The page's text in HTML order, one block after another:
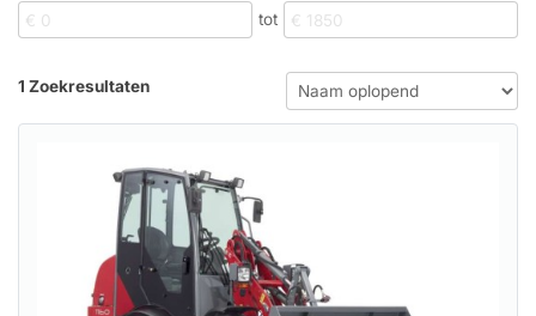
tot
1 Zoekresultaten